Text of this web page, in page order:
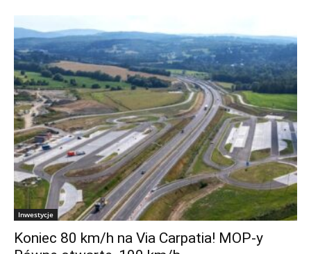
Inwestycje
Koniec 80 km/h na Via Carpatia! MOP-y